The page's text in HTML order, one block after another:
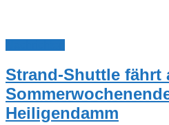
Strand-Shuttle fährt
Heiligendamm